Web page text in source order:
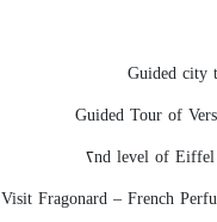
Guided city
Guided Tour of
Visit Fragonard – French